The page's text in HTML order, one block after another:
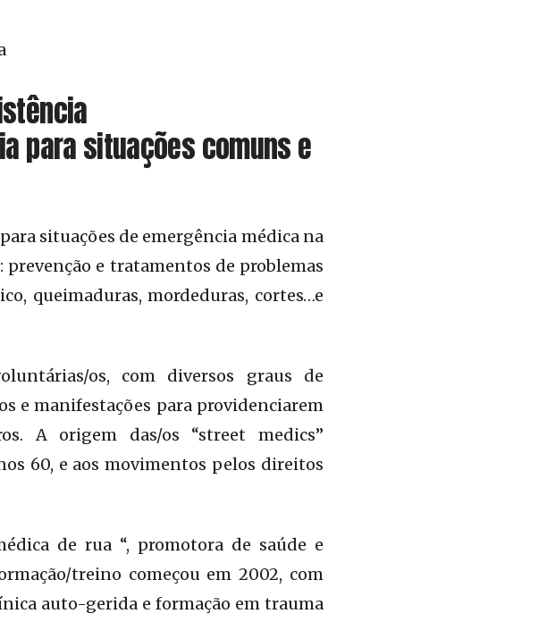
para situações comuns e
situações de emergência médica na
e tratamentos de problemas
queimaduras, mordeduras, cortes…e
os, com diversos graus de
e manifestações para providenciarem
A origem das/os “street medics”
60, e aos movimentos pelos direitos
de rua “, promotora de saúde e
treino começou em 2002, com
auto-gerida e formação em trauma